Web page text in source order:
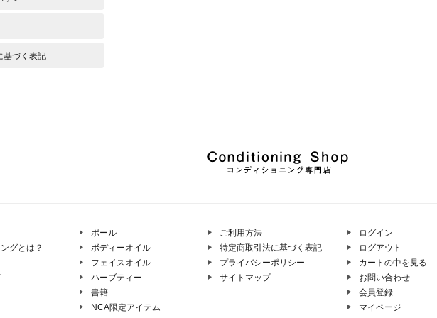
基づく表記
グとは？
ポール
ボディーオイル
フェイスオイル
ハーブティー
書籍
NCA限定アイテム
ご利用方法
特定商取引法に基づく表記
プライバシーポリシー
サイトマップ
ログイン
ログアウト
カートの中を見る
お問い合わせ
会員登録
マイページ